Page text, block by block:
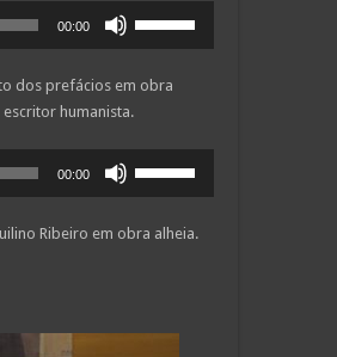
ou
diminuir
00:00
cima/baixo
para
ou
diminuir
dos prefácios em obra
humanista.
00:00
cima/baixo
Ribeiro em obra alheia.